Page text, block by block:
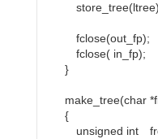
fclose(out_fp);
fclose( in_fp);
}
make_tree(char
{
unsigned int